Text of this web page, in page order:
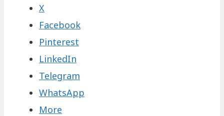
X
Facebook
Pinterest
LinkedIn
Telegram
WhatsApp
More